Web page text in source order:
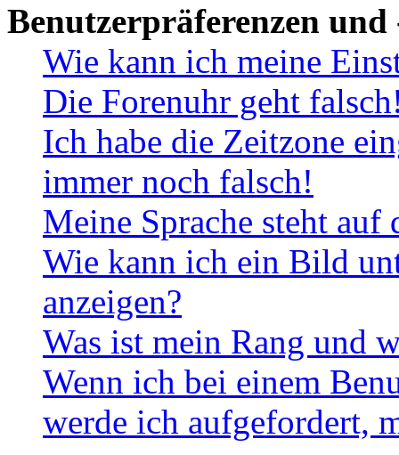
Benutzerpräferenzen und
Wie kann ich meine
Die Forenuhr geht
Ich habe die Zeitzone
immer noch falsch!
Meine Sprache steht
Wie kann ich ein Bild
anzeigen?
Was ist mein Rang und
Wenn ich bei einem
werde ich aufgefordert,